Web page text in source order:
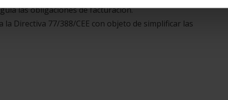
las obligaciones de facturación.
la Directiva 77/388/CEE con objeto de simplificar las